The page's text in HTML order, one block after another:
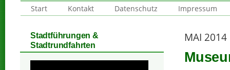
Start
Kontakt Datenschutz Impressum
MAI 2014
Stadtführungen &
Stadtrundfahrten